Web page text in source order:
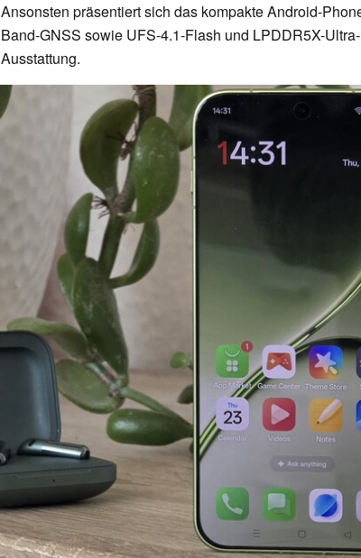
Ansonsten präsentiert sich das kompakte Android-
Band-GNSS sowie UFS-4.1-Flash und LPDDR5X-
Ausstattung.